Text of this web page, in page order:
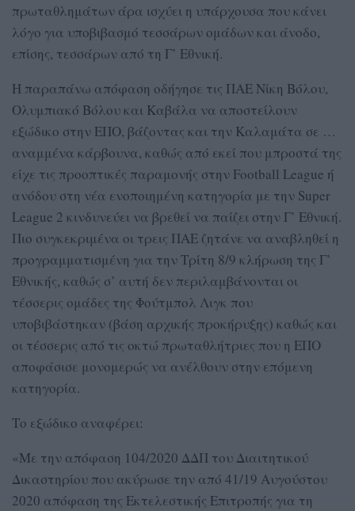
πρωταθλημάτων άρα ισχύει η υπάρχουσα που κάνει
λόγο για υποβιβασμό τεσσάρων ομάδων και άνοδο,
επίσης, τεσσάρων από τη Γ’ Εθνική.
Η παραπάνω απόφαση οδήγησε τις ΠΑΕ Νίκη Βόλου,
Ολυμπιακό Βόλου και Καβάλα να αποστείλουν
εξώδικο στην ΕΠΟ, βάζοντας και την Καλαμάτα σε …
αναμμένα κάρβουνα, καθώς από εκεί που μπροστά της
είχε τις προοπτικές παραμονής στην Football League ή
ανόδου στη νέα ενοποιημένη κατηγορία με την Super
League 2 κινδυνεύει να βρεθεί να παίζει στην Γ’ Εθνική.
Πιο συγκεκριμένα οι τρεις ΠΑΕ ζητάνε να αναβληθεί η
προγραμματισμένη για την Τρίτη 8/9 κλήρωση της Γ’
Εθνικής, καθώς σ’ αυτή δεν περιλαμβάνονται οι
τέσσερις ομάδες της Φούτμπολ Λιγκ που
υποβιβάστηκαν (βάση αρχικής προκήρυξης) καθώς και
οι τέσσερις από τις οκτώ πρωταθλήτριες που η ΕΠΟ
αποφάσισε μονομερώς να ανέλθουν στην επόμενη
κατηγορία.
Το εξώδικο αναφέρει:
«Με την απόφαση 104/2020 ΔΔΠ του Διαιτητικού
Δικαστηρίου που ακύρωσε την από 41/19 Αυγούστου
2020 απόφαση της Εκτελεστικής Επιτροπής για τη